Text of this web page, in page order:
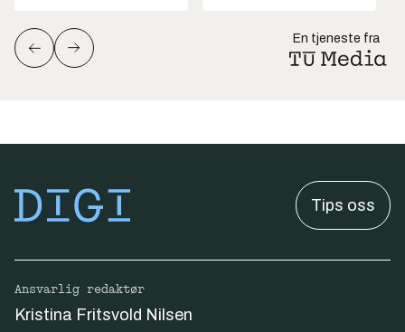
En tjeneste fra
Tips oss
Ansvarlig redaktør
Kristina Fritsvold Nilsen